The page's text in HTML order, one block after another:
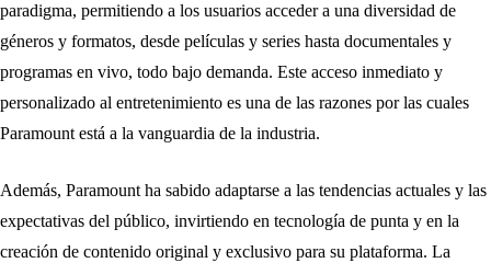
paradigma, permitiendo a los usuarios acceder a una diversidad de
géneros y formatos, desde películas y series hasta documentales y
programas en vivo, todo bajo demanda. Este acceso inmediato y
personalizado al entretenimiento es una de las razones por las cuales
Paramount está a la vanguardia de la industria.
Además, Paramount ha sabido adaptarse a las tendencias actuales y las
expectativas del público, invirtiendo en tecnología de punta y en la
creación de contenido original y exclusivo para su plataforma. La